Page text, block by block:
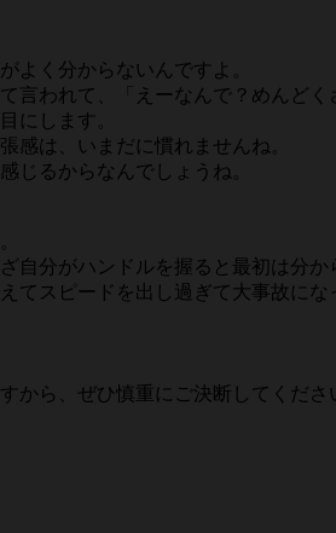
よく分からないんですよ。
われて、「えーなんで？めんどく
にします。
感は、いまだに慣れませんね。
じるからなんでしょうね。
自分がハンドルを握ると最初は分
スピードを出し過ぎて大事故にな
から、ぜひ慎重にご決断してくださ